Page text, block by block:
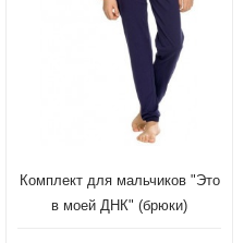
Комплект для мальчиков "Это
в моей ДНК" (брюки)